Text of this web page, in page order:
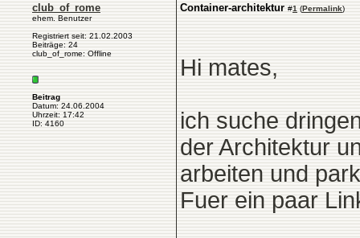
club_of_rome
ehem. Benutzer
Registriert seit: 21.02.2003
Beiträge: 24
club_of_rome: Offline
Beitrag
Datum: 24.06.2004
Uhrzeit: 17:42
ID: 4160
Container-architektur #1 (Permalink)
Hi mates,
ich suche
der Architektur
arbeiten und
Fuer ein paar